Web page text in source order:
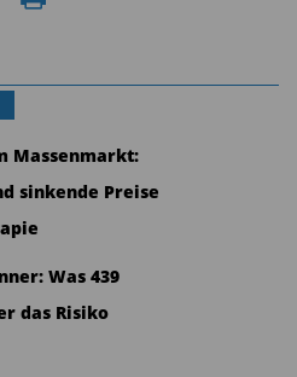
Massenmarkt:
sinkende Preise
Was 439
das Risiko